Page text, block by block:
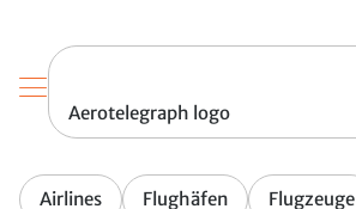
Aerotelegraph logo
Airlines Flughäfen Flugzeuge